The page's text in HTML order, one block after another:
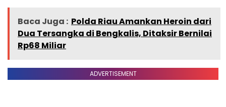
Baca Juga : Polda Riau Amankan Heroin dari
Dua Tersangka di Bengkalis, Ditaksir Bernilai
Rp68 Miliar
ADVERTISEMENT